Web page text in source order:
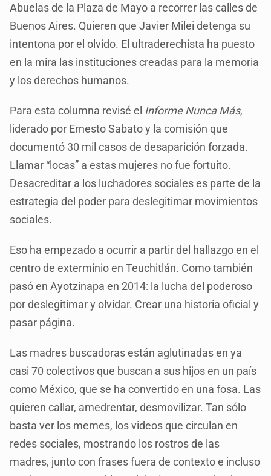
Abuelas de la Plaza de Mayo a recorrer las calles de
Buenos Aires. Quieren que Javier Milei detenga su
intentona por el olvido. El ultraderechista ha puesto
en la mira las instituciones creadas para la memoria
y los derechos humanos.
Para esta columna revisé el Informe Nunca Más,
liderado por Ernesto Sabato y la comisión que
documentó 30 mil casos de desaparición forzada.
Llamar “locas” a estas mujeres no fue fortuito.
Desacreditar a los luchadores sociales es parte de la
estrategia del poder para deslegitimar movimientos
sociales.
Eso ha empezado a ocurrir a partir del hallazgo en el
centro de exterminio en Teuchitlán. Como también
pasó en Ayotzinapa en 2014: la lucha del poderoso
por deslegitimar y olvidar. Crear una historia oficial y
pasar página.
Las madres buscadoras están aglutinadas en ya
casi 70 colectivos que buscan a sus hijos en un país
como México, que se ha convertido en una fosa. Las
quieren callar, amedrentar, desmovilizar. Tan sólo
basta ver los memes, los videos que circulan en
redes sociales, mostrando los rostros de las
madres, junto con frases fuera de contexto e incluso